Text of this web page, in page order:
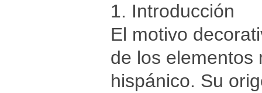
1. Introducción
El motivo
de los elementos
hispánico. Su